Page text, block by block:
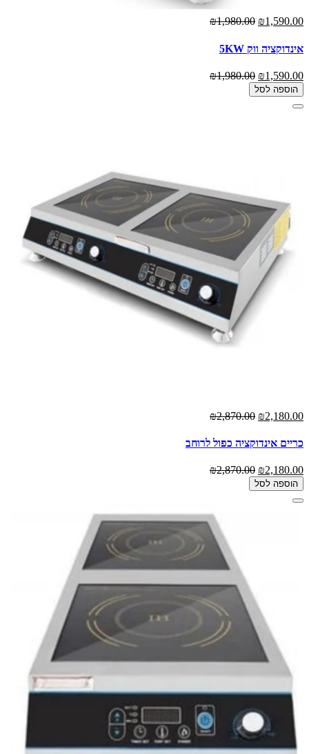
₪1,590.00
₪1,980.00
אינדוקציה ווק 5KW
₪1,590.00
₪1,980.00
הוספה לסל
₪2,180.00
₪2,870.00
כריים אינדוקציה כפול לרוחב
₪2,180.00
₪2,870.00
הוספה לסל